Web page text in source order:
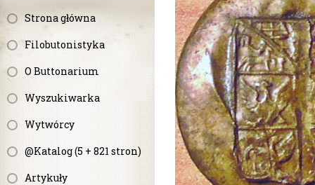
Strona główna
Filobutonistyka
O Buttonarium
Wyszukiwarka
Wytwórcy
@Katalog (5 + 821 stron)
Artykuły